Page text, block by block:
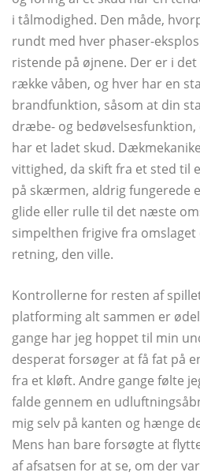
i tålmodighed. Den måde,
rundt med hver phaser-
ristende på øjnene. Der er i
række våben, og hver har en
brandfunktion, såsom at din
dræbe- og
har et ladet skud.
vittighed, da skift fra et sted til
på skærmen, aldrig fungerede
glide eller rulle til det næste
simpelthen frigive fra
retning, den ville.
Kontrollerne for resten af
platforming alt sammen er
gange har jeg hoppet til min
desperat forsøger at få fat på
fra et kløft. Andre gange følte
falde gennem en
mig selv på kanten og hænge
Mens han bare forsøgte at
af ​​afsatsen for at se, om der